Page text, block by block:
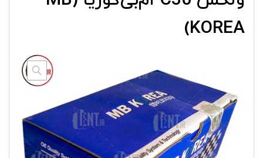
KOREA)